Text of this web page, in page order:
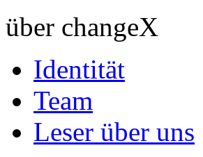
über changeX
Identität
Team
Leser über uns